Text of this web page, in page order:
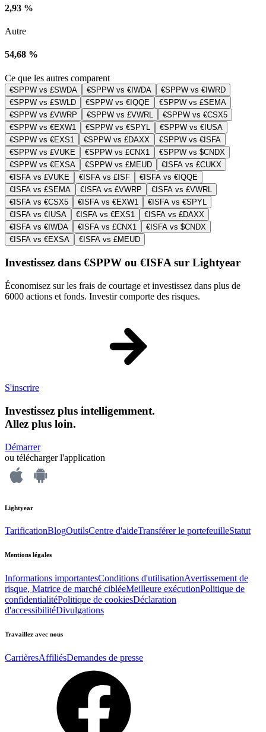
2,93 %
Autre
54,68 %
Ce que les autres comparent
€SPPW vs £SWDA €SPPW vs €IWDA
€SPPW vs €IWRD
€SPPW vs £SWLD
€SPPW vs €IQQE
€SPPW vs £SEMA
€SPPW vs £VWRP
€SPPW vs £VWRL
€SPPW vs €CSX5
€SPPW vs €EXW1
€SPPW vs €SPYL
€SPPW vs €IUSA
€SPPW vs €EXS1
€SPPW vs £DAXX
€SPPW vs €ISFA
€SPPW vs £VUKE
€SPPW vs £CNX1
€SPPW vs $CNDX
€SPPW vs €EXSA
€SPPW vs £MEUD
€ISFA vs £CUKX
€ISFA vs £VUKE
€ISFA vs £ISF
€ISFA vs €IQQE
€ISFA vs £SEMA
€ISFA vs £VWRP
€ISFA vs £VWRL
€ISFA vs €CSX5
€ISFA vs €EXW1
€ISFA vs €SPYL
€ISFA vs €IUSA
€ISFA vs €EXS1
€ISFA vs £DAXX
€ISFA vs €IWDA
€ISFA vs £CNX1
€ISFA vs $CNDX
€ISFA vs €EXSA
€ISFA vs £MEUD
Investissez dans €SPPW ou €ISFA sur Lightyear
Économisez sur les frais de courtage et investissez dans plus de
6000 actions et fonds. Investir comporte des risques.
S'inscrire
Investissez plus intelligemment.
Allez plus loin.
Démarrer
ou télécharger l'application
Lightyear
TarificationBlogOutilsCentre d'aideTransférer le portefeuilleStatut
Mentions légales
Informations importantesConditions d'utilisationAvertissement de
risque, Matrice de marché cibléeMeilleure exécutionPolitique de
confidentialitéPolitique de cookiesDéclaration
d'accessibilitéDivulgations
Travaillez avec nous
CarrièresAffiliésDemandes de presse